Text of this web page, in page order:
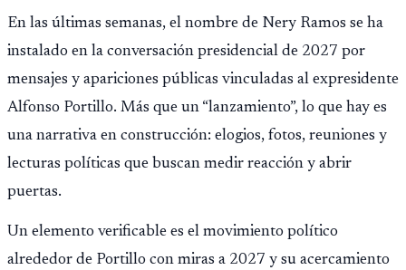
En las últimas semanas, el nombre de Nery Ramos se ha
instalado en la conversación presidencial de 2027 por
mensajes y apariciones públicas vinculadas al expresidente
Alfonso Portillo. Más que un “lanzamiento”, lo que hay es
una narrativa en construcción: elogios, fotos, reuniones y
lecturas políticas que buscan medir reacción y abrir
puertas.
Un elemento verificable es el movimiento político
alrededor de Portillo con miras a 2027 y su acercamiento